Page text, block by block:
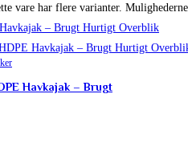
vare har flere varianter.
Hurtigt Overblik
Hurtigt
Havkajak – Brugt